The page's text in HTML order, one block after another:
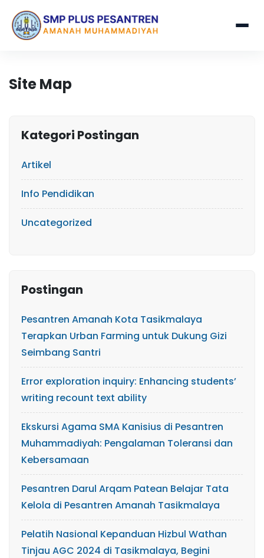
Site Map
Kategori Postingan
Artikel
Info Pendidikan
Uncategorized
Postingan
Pesantren Amanah Kota Tasikmalaya
Terapkan Urban Farming untuk Dukung Gizi
Seimbang Santri
Error exploration inquiry: Enhancing students’
writing recount text ability
Ekskursi Agama SMA Kanisius di Pesantren
Muhammadiyah: Pengalaman Toleransi dan
Kebersamaan
Pesantren Darul Arqam Patean Belajar Tata
Kelola di Pesantren Amanah Tasikmalaya
Pelatih Nasional Kepanduan Hizbul Wathan
Tinjau AGC 2024 di Tasikmalaya, Begini